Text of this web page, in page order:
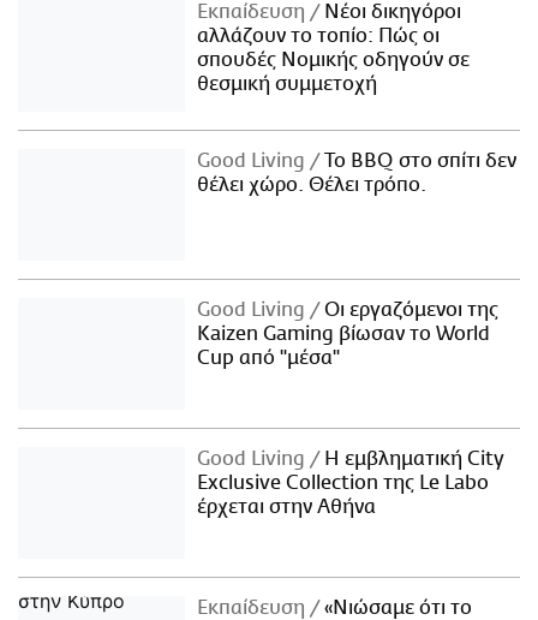
Εκπαίδευση
Νέοι δικηγόροι
αλλάζουν το τοπίο: Πώς οι
σπουδές Νομικής οδηγούν σε
θεσμική συμμετοχή
Good Living
Το BBQ στο σπίτι δεν
θέλει χώρο. Θέλει τρόπο.
Good Living
Οι εργαζόμενοι της
Kaizen Gaming βίωσαν το World
Cup από "μέσα"
Good Living
Η εμβληματική City
Exclusive Collection της Le Labo
έρχεται στην Αθήνα
Εκπαίδευση
«Νιώσαμε ότι το